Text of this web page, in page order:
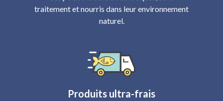
traitement et nourris dans leur environnement
naturel.
Produits ultra-frais